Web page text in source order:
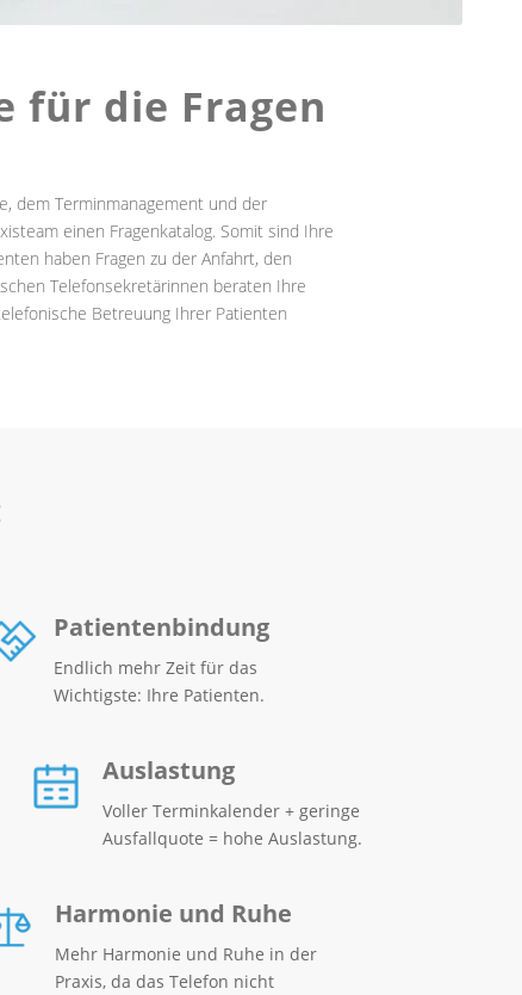
für die Fragen
dem Terminmanagement und der
einen Fragenkatalog. Somit sind Ihre
haben Fragen zu der Anfahrt, den
Telefonsekretärinnen beraten Ihre
Betreuung Ihrer Patienten
Patientenbindung
Endlich mehr Zeit für das
Wichtigste: Ihre Patienten.
Auslastung
Voller Terminkalender + geringe
Ausfallquote = hohe Auslastung.
Harmonie und Ruhe
Mehr Harmonie und Ruhe in der
Praxis, da das Telefon nicht